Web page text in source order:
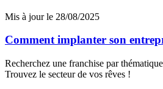
Mis à jour le 28/08/2025
Comment implanter son
Recherchez une franchise par thématique
Trouvez le secteur de vos rêves !